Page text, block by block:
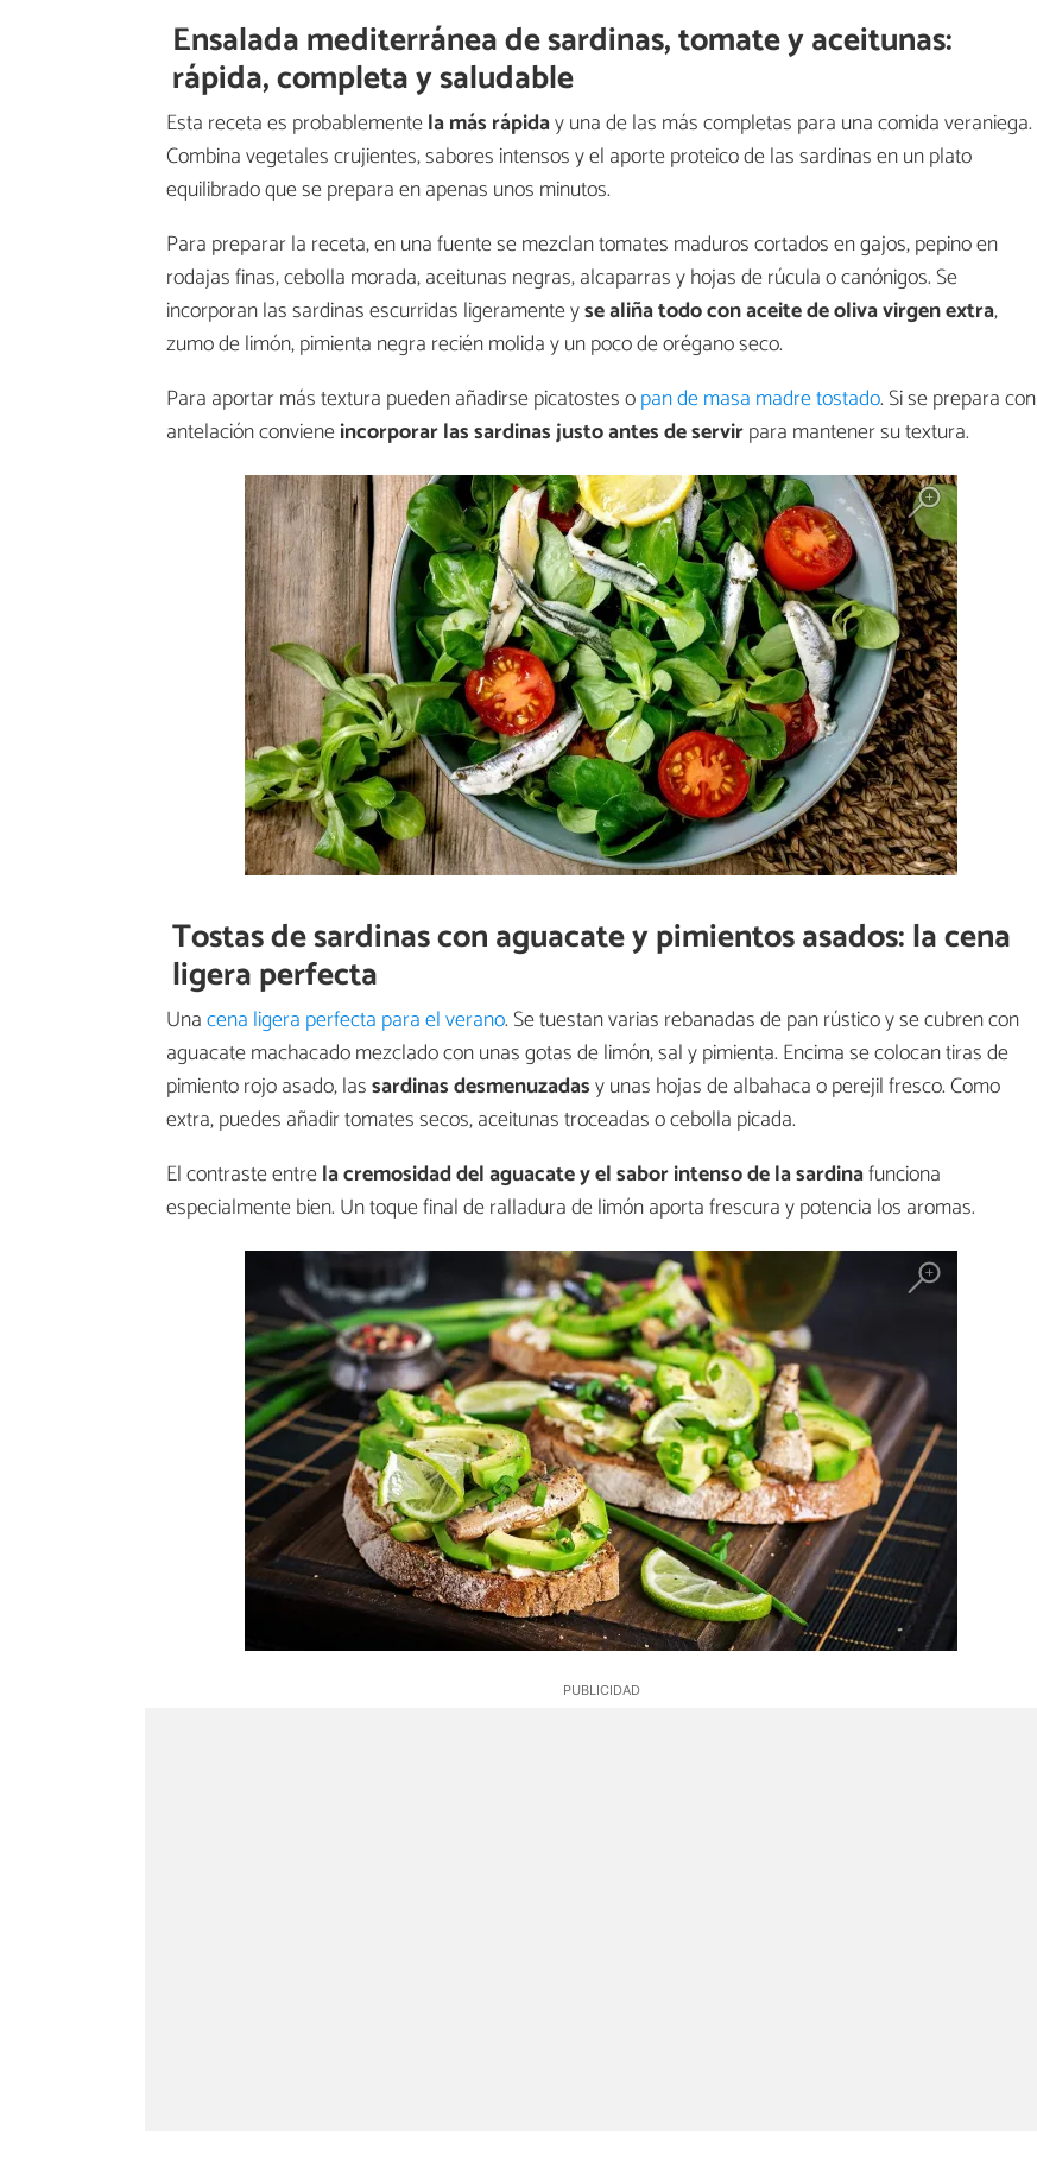
Ensalada mediterránea de sardinas, tomate y aceitunas:
rápida, completa y saludable
Esta receta es probablementela más rápiday una de las más completas para una comida veraniega.
Combina vegetales crujientes, sabores intensos y el aporte proteico de las sardinas en un plato
equilibrado que se prepara en apenas unos minutos.
Para preparar la receta, en una fuente se mezclan tomates maduros cortados en gajos, pepino en
rodajas finas, cebolla morada, aceitunas negras, alcaparras y hojas de rúcula o canónigos. Se
incorporan las sardinas escurridas ligeramente yse aliña todo con aceite de oliva virgen extra,
zumo de limón, pimienta negra recién molida y un poco de orégano seco.
Para aportar más textura pueden añadirse picatostes opan de masa madre tostado. Si se prepara con
antelación convieneincorporar las sardinas justo antes de servirpara mantener su textura.
Tostas de sardinas con aguacate y pimientos asados: la cena
ligera perfecta
Unacena ligera perfecta para el verano. Se tuestan varias rebanadas de pan rústico y se cubren con
aguacate machacado mezclado con unas gotas de limón, sal y pimienta. Encima se colocan tiras de
pimiento rojo asado, lassardinas desmenuzadasy unas hojas de albahaca o perejil fresco. Como
extra, puedes añadir tomates secos, aceitunas troceadas o cebolla picada.
El contraste entrela cremosidad del aguacate y el sabor intenso de la sardinafunciona
especialmente bien. Un toque final de ralladura de limón aporta frescura y potencia los aromas.